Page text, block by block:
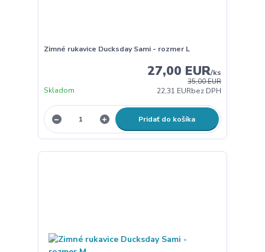
Zimné rukavice Ducksday Sami - rozmer L
35,00 EUR
27,00 EUR/ks
22,31 EURbez DPH
Skladom
Pridať do košíka